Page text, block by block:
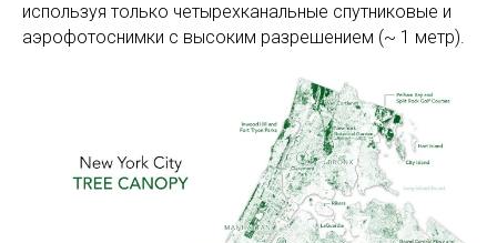
используя только четырехканальные спутниковые и
аэрофотоснимки с высоким разрешением (~ 1 метр).